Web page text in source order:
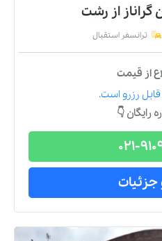
از رشت
ترانسفر استقبال
از قیمت
قابل رزرو است.
رایگان 👇
021-
جزئیات